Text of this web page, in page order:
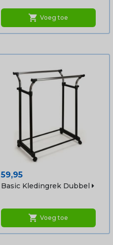
shopping_cart Voeg toe
Prijs
59,95
Basic Kledingrek Dubbel
shopping_cart Voeg toe